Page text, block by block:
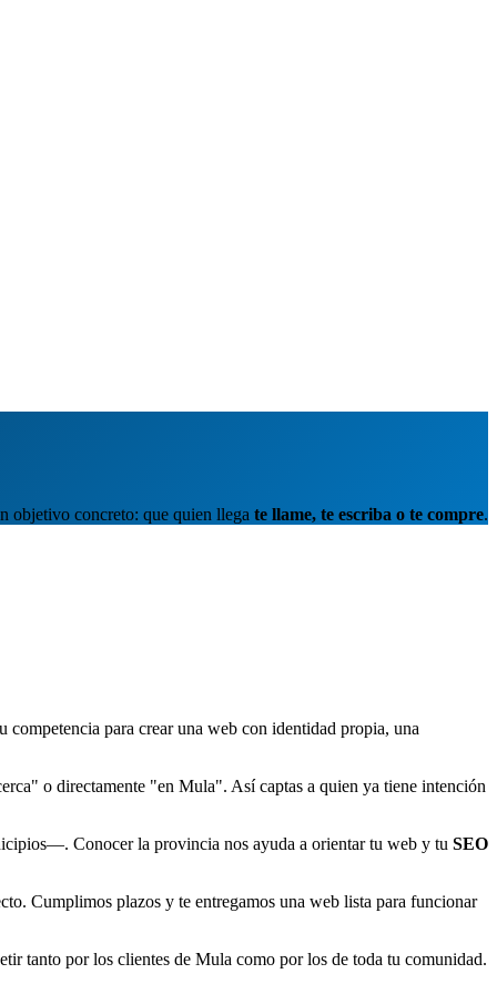
objetivo concreto: que quien llega te llame, te escriba o te compre.
para crear una web con identidad propia, una
o directamente "en Mula". Así captas a quien ya tiene intención
Conocer la provincia nos ayuda a orientar tu web y tu SEO
Cumplimos plazos y te entregamos una web lista para funcionar
tanto por los clientes de Mula como por los de toda tu comunidad.